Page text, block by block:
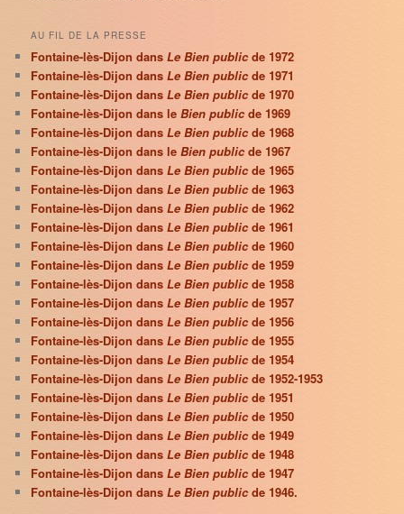
AU FIL DE LA PRESSE
Fontaine-lès-Dijon dansLe Bien publicde 1972
Fontaine-lès-Dijon dansLe Bien public de 1971
Fontaine-lès-Dijon dansLe Bien publicde 1970
Fontaine-lès-Dijon dans leBien publicde 1969
Fontaine-lès-Dijon dansLe Bien public de 1968
Fontaine-lès-Dijon dans leBien publicde 1967
Fontaine-lès-Dijon dansLe Bien publicde 1965
Fontaine-lès-Dijon dansLe Bien public de 1963
Fontaine-lès-Dijon dansLe Bien publicde 1962
Fontaine-lès-Dijon dansLe Bien publicde 1961
Fontaine-lès-Dijon dansLe Bien public de 1960
Fontaine-lès-Dijon dansLe Bien publicde 1959
Fontaine-lès-Dijon dansLe Bien publicde 1958
Fontaine-lès-Dijon dansLe Bien public de 1957
Fontaine-lès-Dijon dansLe Bien publicde 1956
Fontaine-lès-Dijon dansLe Bien publicde 1955
Fontaine-lès-Dijon dansLe Bien public de 1954
Fontaine-lès-Dijon dansLe Bien publicde 1952-1953
Fontaine-lès-Dijon dansLe Bien publicde 1951
Fontaine-lès-Dijon dansLe Bien public de 1950
Fontaine-lès-Dijon dansLe Bien publicde 1949
Fontaine-lès-Dijon dansLe Bien publicde 1948
Fontaine-lès-Dijon dansLe Bien public de 1947
Fontaine-lès-Dijon dansLe Bien publicde 1946.